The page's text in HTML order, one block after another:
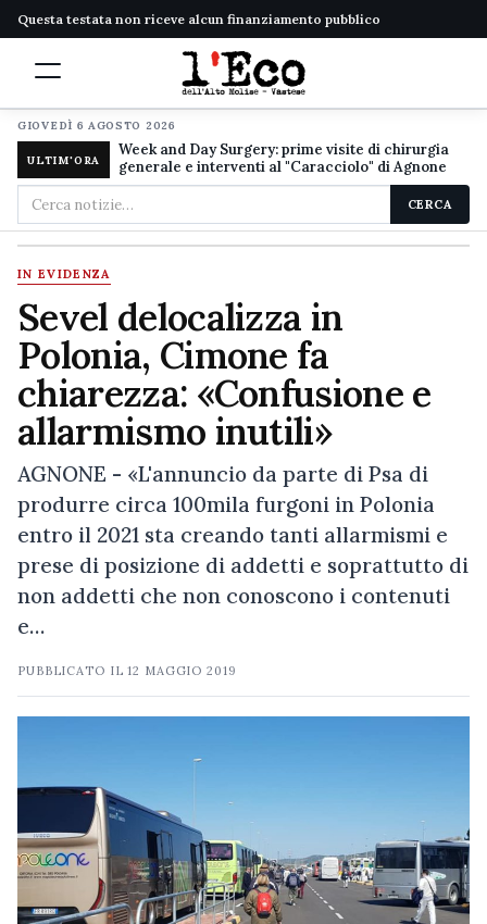
Questa testata non riceve alcun finanziamento pubblico
GIOVEDÌ 6 AGOSTO 2026
ULTIM'ORA
Week and Day Surgery: prime visite di chirurgia
generale e interventi al "Caracciolo" di Agnone
Cerca
nel
sito
CERCA
IN EVIDENZA
Sevel delocalizza in
Polonia, Cimone fa
chiarezza: «Confusione e
allarmismo inutili»
AGNONE - «L'annuncio da parte di Psa di
produrre circa 100mila furgoni in Polonia
entro il 2021 sta creando tanti allarmismi e
prese di posizione di addetti e soprattutto di
non addetti che non conoscono i contenuti
e…
PUBBLICATO IL12 MAGGIO 2019